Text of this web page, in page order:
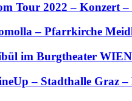
Tour 2022 – Konzert
– Pfarrkirche
im Burgtheater
– Stadthalle Graz